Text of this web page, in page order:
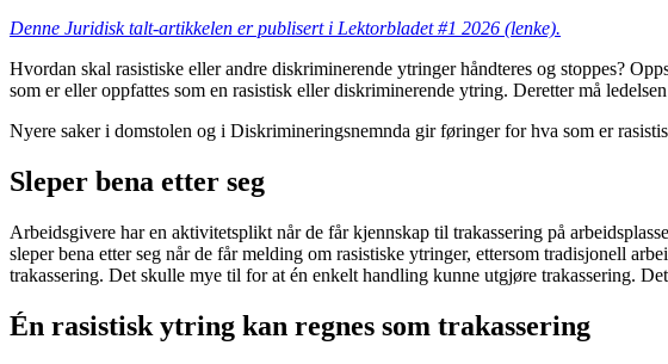
Denne Juridisk talt-artikkelen er publisert i Lektorbladet #1 2026 (lenke).
Hvordan skal rasistiske eller andre diskriminerende ytringer håndteres og stoppes?
som er eller oppfattes som en rasistisk eller diskriminerende ytring. Deretter må
Nyere saker i domstolen og i Diskrimineringsnemnda gir føringer for hva som er
Sleper bena etter seg
Arbeidsgivere har en aktivitetsplikt når de får kjennskap til trakassering på
sleper bena etter seg når de får melding om rasistiske ytringer, ettersom tradisjonell
trakassering. Det skulle mye til for at én enkelt handling kunne utgjøre trakassering.
Én rasistisk ytring kan regnes som trakassering